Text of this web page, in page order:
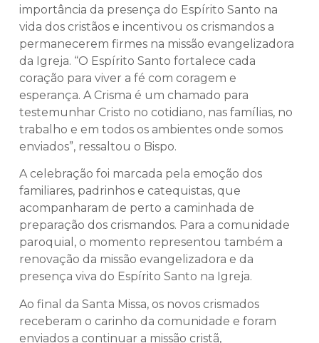
importância da presença do Espírito Santo na
vida dos cristãos e incentivou os crismandos a
permanecerem firmes na missão evangelizadora
da Igreja. “O Espírito Santo fortalece cada
coração para viver a fé com coragem e
esperança. A Crisma é um chamado para
testemunhar Cristo no cotidiano, nas famílias, no
trabalho e em todos os ambientes onde somos
enviados”, ressaltou o Bispo.
A celebração foi marcada pela emoção dos
familiares, padrinhos e catequistas, que
acompanharam de perto a caminhada de
preparação dos crismandos. Para a comunidade
paroquial, o momento representou também a
renovação da missão evangelizadora e da
presença viva do Espírito Santo na Igreja.
Ao final da Santa Missa, os novos crismados
receberam o carinho da comunidade e foram
enviados a continuar a missão cristã,